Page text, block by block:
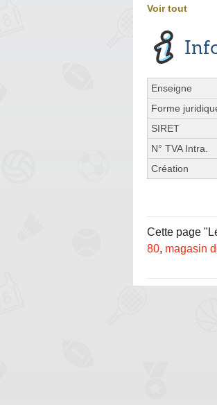
Voir tout
Enseigne
Forme
SIRET
N° TVA Intra.
Création
Cette page
80, magasin